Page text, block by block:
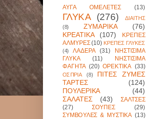
ΑΥΓΑ ΟΜΕΛΕΤΕΣ (13)
ΓΛΥΚΑ (276)
ΔΙΑΙΤΗΣ
(8)
ΖΥΜΑΡΙΚΑ
(76)
ΚΡΕΑΤΙΚΑ
(107)
ΚΡΕΠΕΣ
ΑΛΜΥΡΕΣ (10) ΚΡΕΠΕΣ ΓΛΥΚΕΣ
(4)
ΛΑΔΕΡΑ (31)
ΝΗΣΤΙΣΙΜΑ
ΓΛΥΚΑ
(11)
ΝΗΣΤΙΣΙΜΑ
ΦΑΓΗΤΑ (20) ΟΡΕΚΤΙΚΑ (33)
ΟΣΠΡΙΑ (8)
ΠΙΤΕΣ ΖΥΜΕΣ
ΤΑΡΤΕΣ
(124)
ΠΟΥΛΕΡΙΚΑ
(44)
ΣΑΛΑΤΕΣ
(43)
ΣΑΛΤΣΕΣ
(27)
ΣΟΥΠΕΣ
(29)
ΣΥΜΒΟΥΛΕΣ & ΜΥΣΤΙΚΑ (13)